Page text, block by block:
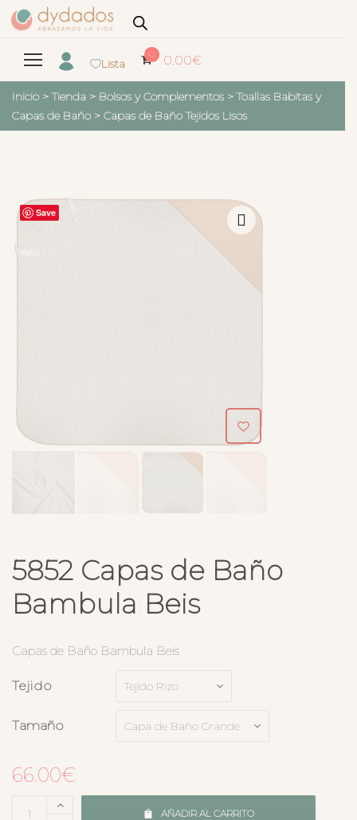
Lista
0 0.00€
Inicio > Tienda > Bolsos y Complementos > Toallas Babitas y
Capas de Baño > Capas de Baño Tejidos Lisos
Save
5852 Capas de Baño
Bambula Beis
Capas de Baño Bambula Beis
Tejido
Tamaño
66.00€
AÑADIR AL CARRITO